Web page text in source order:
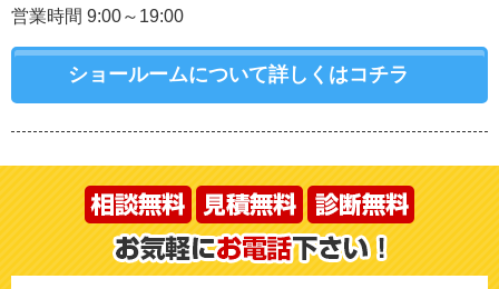
営業時間 9:00～19:00
ショールームについて詳しくはコチラ